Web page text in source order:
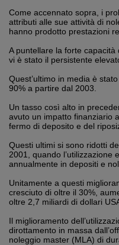
Come accennato sopra, i
attributi alle sue attività di
hanno prodotto prestazioni
A puntellare la forte
vi è stato il persistente
Quest’ultimo in media è
90% a partire dal 2003.
Un tasso così alto in
avuto un impatto finanziario
fermo di deposito e del
Questi ultimi si sono ridotti
2001, quando l’utilizzazione
annualmente in depositi e
Unitamente a questi
cresciuto di oltre il 30%,
oltre 2,7 miliardi di dollari
Il miglioramento
dirottamento in massa
noleggio master (MLA) di